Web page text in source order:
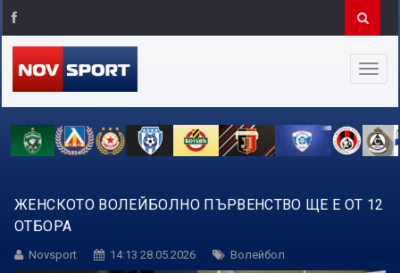
ЖЕНСКОТО ВОЛЕЙБОЛНО ПЪРВЕНСТВО ЩЕ Е ОТ 12
ОТБОРА
Novsport 14:13 28.05.2026 Волейбол